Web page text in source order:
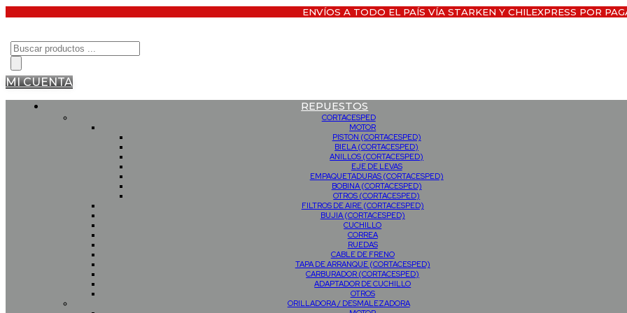
ENVÍOS A TODO EL PAÍS VÍA STARKEN Y CHILEXPRESS POR
Búsqueda
de
productos
MI CUENTA
REPUESTOS
CORTACESPED
MOTOR
PISTON (CORTACESPED)
BIELA (CORTACESPED)
ANILLOS (CORTACESPED)
EJE DE LEVAS
EMPAQUETADURAS (CORTACESPED)
BOBINA (CORTACESPED)
OTROS (CORTACESPED)
FILTROS DE AIRE (CORTACESPED)
BUJIA (CORTACESPED)
CUCHILLO
CORREA
RUEDAS
CABLE DE FRENO
TAPA DE ARRANQUE (CORTACESPED)
CARBURADOR (CORTACESPED)
ADAPTADOR DE CUCHILLO
OTROS
ORILLADORA / DESMALEZADORA